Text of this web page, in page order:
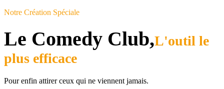
Notre Création Spéciale
Le Comedy Club,L'outil le
plus efficace
Pour enfin attirer ceux qui ne viennent jamais.